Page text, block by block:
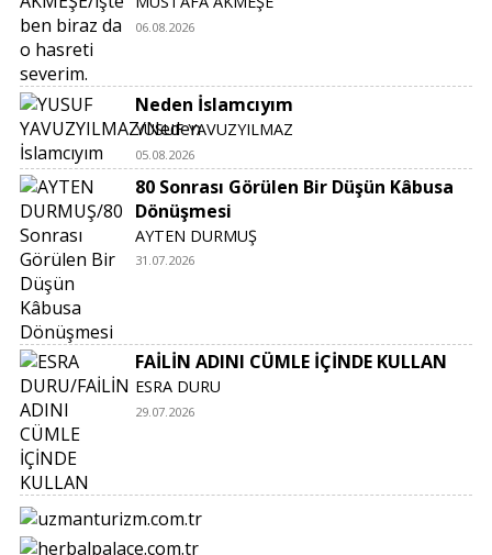
06.08.2026
Neden İslamcıyım
YUSUF YAVUZYILMAZ
05.08.2026
80 Sonrası Görülen Bir Düşün Kâbusa
Dönüşmesi
AYTEN DURMUŞ
31.07.2026
FAİLİN ADINI CÜMLE İÇİNDE KULLAN
ESRA DURU
29.07.2026